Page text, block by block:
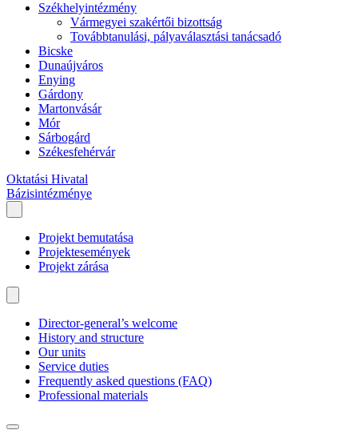
Székhelyintézmény
Vármegyei szakértői bizottság
Továbbtanulási, pályaválasztási tanácsadó
Bicske
Dunaújváros
Enying
Gárdony
Martonvásár
Mór
Sárbogárd
Székesfehérvár
Oktatási Hivatal
Bázisintézménye
Projekt bemutatása
Projektesemények
Projekt zárása
Director-general’s welcome
History and structure
Our units
Service duties
Frequently asked questions (FAQ)
Professional materials